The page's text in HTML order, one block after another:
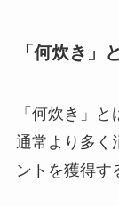
「何炊き」
「何炊き」
通常より多く
ントを獲得す